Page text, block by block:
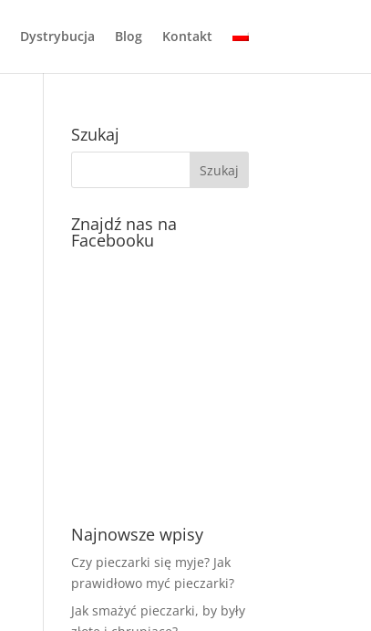
Dystrybucja Blog Kontakt
Szukaj
Znajdź nas na
Facebooku
Najnowsze wpisy
Czy pieczarki się myje? Jak
prawidłowo myć pieczarki?
Jak smażyć pieczarki, by były